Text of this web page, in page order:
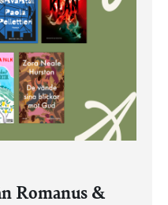
Romanus &